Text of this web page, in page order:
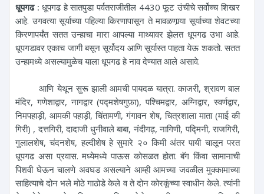
धूपगढ :धूपगढ हे सातपुडा पर्वतराजीतील 4430 फूट उंचीचे सर्वोच्च शिखर
आहे. उगवत्या सूर्याच्या पहिल्या किरणापासून ते मावळणार्‍या सूर्याच्या शेवटच्या
किरणापर्यंत सतत उन्हाचा मारा आपल्या माथ्यावर झेलत धूपगढ उभा आहे.
धूपगडावर एकाच जागी बसून सूर्योदय आणि सूर्यास्त पाहता येऊ शकतो. सतत
उन्हामध्ये असल्यामुळेच याला धूपगढ हे नाव देण्यात आले असावे.
आणि येथून सुरू झाली आमची पायदळ यात्रा. काजरी, श्रावण बाल
मंदिर, गणेशाद्वार, नागद्वार (पद्मशेषगुफ़ा), पश्चिमद्वार, अग्निद्वार, स्वर्णद्वार,
निमपहाड़ी, आमकी पहाड़ी, चिंतामणी, गंगावन शेष, चित्रशाला माता (माई की
गिरी) , दत्तगिरी, दादाजी धुनीवाले बाबा, नंदीगढ़, नागिणी, पद्मिनी, राजगिरी,
गुलालशेष, चंदनशेष, हल्दीशेष हे सुमारे २० किमी अंतर पायी चालून परत
धूपगढ असा प्रवास. मध्येमध्ये पाऊस कोसळत होता. बॅग किंवा सामानाची
पिशवी घेऊन चालणे अवघड असल्याने आम्ही आमच्या जवळील मुक्कामाच्या
साहित्याचे दोन भले मोठे गाठोडे केले व ते दोन कोरकूंच्या स्वाधीन केले. त्यांनी